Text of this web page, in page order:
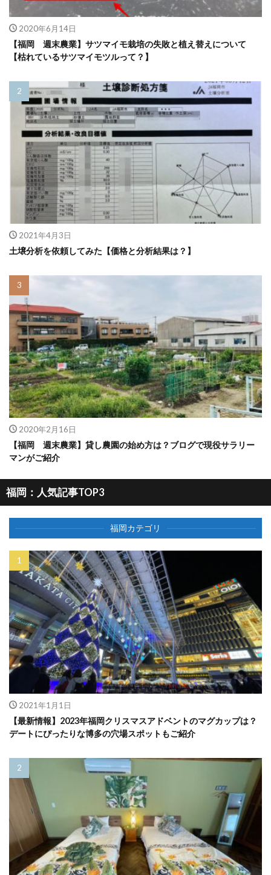
2020年6月14日
【福岡 週末農業】サツマイモ栽培の失敗と植え替えについて
【枯れているサツマイモツルって？】
2021年4月3日
土壌分析を依頼してみた【価格と分析結果は？】
2020年2月16日
【福岡 週末農業】貸し農園の始め方は？ブログで現役サラリー
マンがご紹介
福岡：人気記事TOP3
福岡カテゴリ
2021年1月1日
【最新情報】2023年福岡クリスマスアドベントのマグカップは？
デートにぴったりな博多の穴場スポットもご紹介